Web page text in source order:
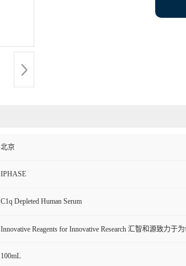
北京
IPHASE
C1q Depleted Human Serum
Innovative Reagents for Innovative Research 汇智和源致力
100mL